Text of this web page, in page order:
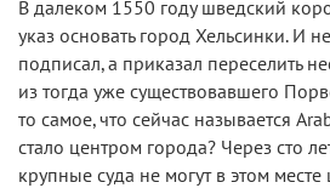
В далеком 1550 году шведский
указ основать город Хельсинки. И
подписал, а приказал переселить
из тогда уже существовавшего
то самое, что сейчас называется
стало центром города? Через сто
крупные суда не могут в этом месте